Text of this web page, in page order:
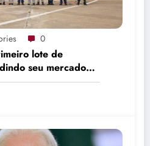
0
lote de
seu mercado